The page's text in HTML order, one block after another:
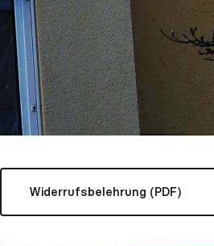
Widerrufsbelehrung (PDF)